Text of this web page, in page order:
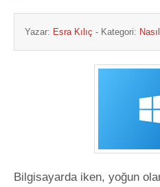
Yazar: Esra Kılıç - Kategori:
Bilgisayarda iken, yoğun